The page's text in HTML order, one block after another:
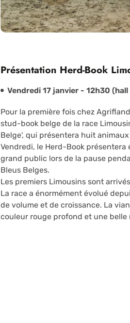
Présentation Herd-Book
Vendredi 17 janvier - 12h30
Pour la première fois chez
stud-book belge de la race
Belge', qui présentera huit
Vendredi, le Herd-Book présentera
grand public lors de la pause
Bleus Belges.
Les premiers Limousins sont
La race a énormément évolué
de volume et de croissance. La
couleur rouge profond et une belle